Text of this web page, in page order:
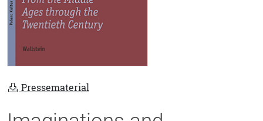
Pressematerial